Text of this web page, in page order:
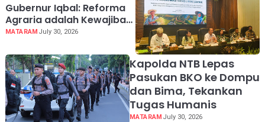
Gubernur Iqbal: Reforma
Agraria adalah Kewajiban
Negara
MATARAM July 30, 2026
Kapolda NTB Lepas
Pasukan BKO ke Dompu
dan Bima, Tekankan
Tugas Humanis
MATARAM July 30, 2026